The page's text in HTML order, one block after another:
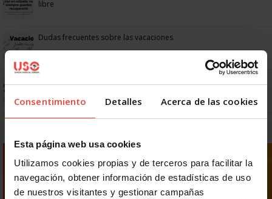
Consentimiento Detalles Acerca de las cookies
Esta página web usa cookies
Utilizamos cookies propias y de terceros para facilitar la
navegación, obtener información de estadísticas de uso
de nuestros visitantes y gestionar campañas
libre
Dudas frecuentes sobre las vacaciones